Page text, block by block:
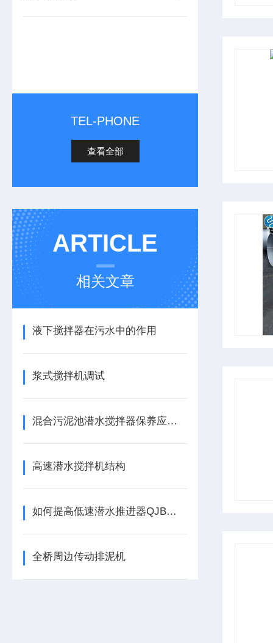
TEL-PHONE
查看全部
ARTICLE
相关文章
液下搅拌器在污水中的作用
浆式搅拌机调试
混合污泥池潜水搅拌器保养应该注意哪些
高速潜水搅拌机结构
如何提高低速潜水推进器QJB型的效率？
全桥周边传动排泥机